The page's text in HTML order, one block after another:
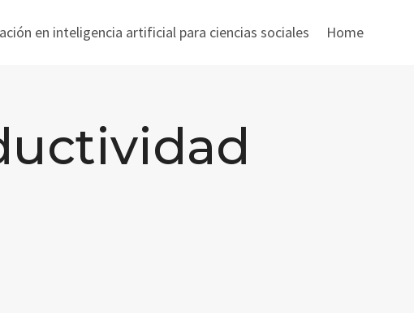
en inteligencia artificial para ciencias sociales Home